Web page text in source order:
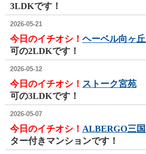
3LDKです！
2026-05-21
今日のイチオシ！ ヘーベル向ヶ
可の2LDKです！
2026-05-12
今日のイチオシ！ ストーク宮苑
可の3LDKです！
2026-05-07
今日のイチオシ！ ALBERGO三
ター付きマンションです！